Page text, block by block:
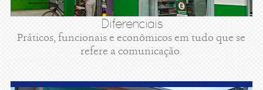
Diferenciais
Práticos, funcionais e econômicos em tudo que se
refere a comunicação.